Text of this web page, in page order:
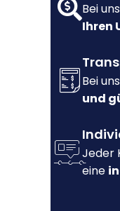
Bei
Ihren
Bei
und
Jeder
eine